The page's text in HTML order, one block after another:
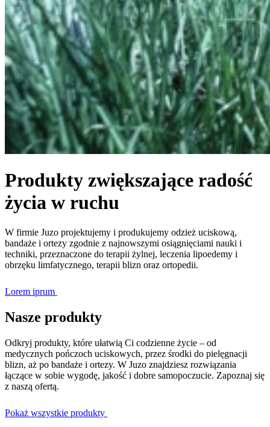
Produkty zwiększające radość
życia w ruchu
W firmie Juzo projektujemy i produkujemy odzież uciskową,
bandaże i ortezy zgodnie z najnowszymi osiągnięciami nauki i
techniki, przeznaczone do terapii żylnej, leczenia lipoedemy i
obrzęku limfatycznego, terapii blizn oraz ortopedii.
Lorem iprum
Nasze produkty
Odkryj produkty, które ułatwią Ci codzienne życie – od
medycznych pończoch uciskowych, przez środki do pielęgnacji
blizn, aż po bandaże i ortezy. W Juzo znajdziesz rozwiązania
łączące w sobie wygodę, jakość i dobre samopoczucie. Zapoznaj się
z naszą ofertą.
Pokaż wszystkie produkty